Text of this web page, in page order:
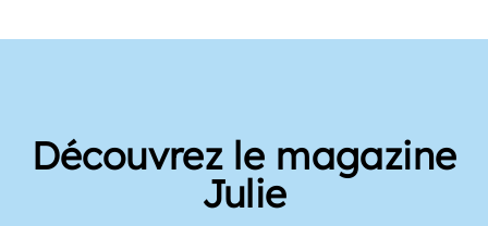
Découvrez le magazine
Julie